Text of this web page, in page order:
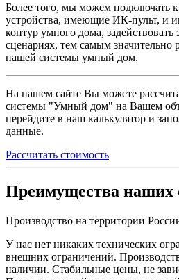
Более того, мы можем подключать
устройства, имеющие ИК-пульт, и
контур умного дома,
сценариях, тем самым значительно
нашей системы умный дом.
На нашем сайте Вы можете
системы "Умный дом" на Вашем
перейдите в наш калькулятор и
данные.
Рассчитать стоимость
Преимущества наших
Производство на территории
У нас нет никаких технических
внешних ограничений.
наличии. Стабильные цены, не